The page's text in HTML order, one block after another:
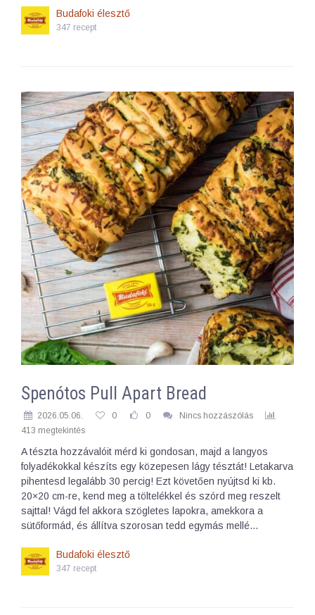
Budafoki élesztő
347 recept
Spenótos Pull Apart Bread
2026.05.06. 0 0
Nincs hozzászólás
413 megtekintés
A tészta hozzávalóit mérd ki gondosan, majd a langyos
folyadékokkal készíts egy közepesen lágy tésztát! Letakarva
pihentesd legalább 30 percig! Ezt követően nyújtsd ki kb.
20×20 cm-re, kend meg a töltelékkel és szórd meg reszelt
sajttal! Vágd fel akkora szögletes lapokra, amekkora a
sütőformád, és állítva szorosan tedd egymás mellé…
Budafoki élesztő
347 recept